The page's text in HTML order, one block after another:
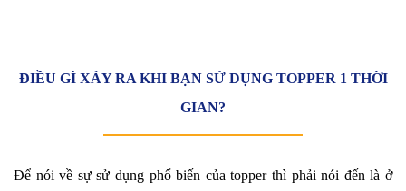
ĐIỀU GÌ XẢY RA KHI BẠN SỬ DỤNG TOPPER 1 THỜI
GIAN?
Để nói về sự sử dụng phổ biến của topper thì phải nói đến là ở